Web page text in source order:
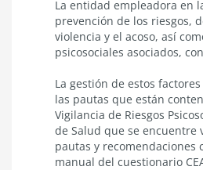
La entidad empleadora en
prevención de los riesgos,
violencia y el acoso, así
psicosociales asociados,
La gestión de estos
las pautas que están
Vigilancia de Riesgos
de Salud que se encuentre
pautas y recomendaciones
manual del cuestionario